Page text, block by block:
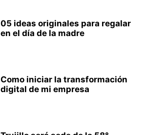
05 ideas originales para regalar
en el día de la madre
Como iniciar la transformación
digital de mi empresa